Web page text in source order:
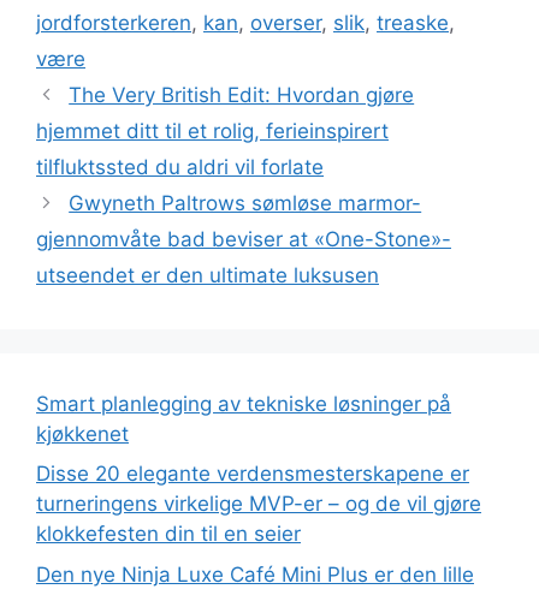
jordforsterkeren, kan, overser, slik, treaske,
være
The Very British Edit: Hvordan gjøre
hjemmet ditt til et rolig, ferieinspirert
tilfluktssted du aldri vil forlate
Gwyneth Paltrows sømløse marmor-
gjennomvåte bad beviser at «One-Stone»-
utseendet er den ultimate luksusen
Smart planlegging av tekniske løsninger på
kjøkkenet
Disse 20 elegante verdensmesterskapene er
turneringens virkelige MVP-er – og de vil gjøre
klokkefesten din til en seier
Den nye Ninja Luxe Café Mini Plus er den lille